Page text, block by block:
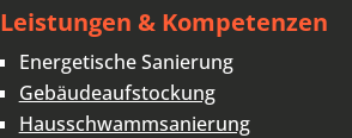
Leistungen & Kompetenzen
Energetische Sanierung
Gebäudeaufstockung
Hausschwammsanierung